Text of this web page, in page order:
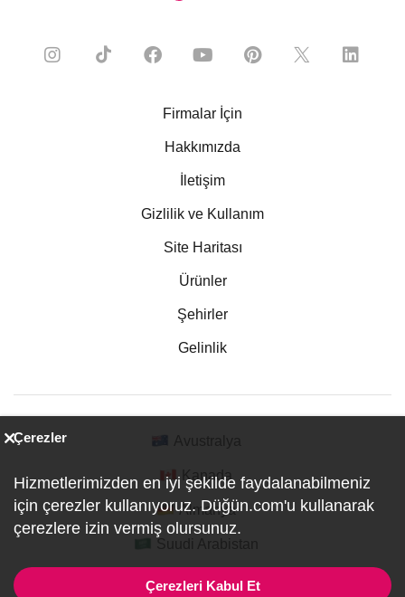
Firmalar İçin
Hakkımızda
İletişim
Gizlilik ve Kullanım
Site Haritası
Ürünler
Şehirler
Gelinlik
Kanada
Almanya
Çerezler
Hizmetlerimizden en iyi şekilde faydalanabilmeniz
için çerezler kullanıyoruz. Düğün.com'u kullanarak
çerezlere izin vermiş olursunuz.
Çerezleri Kabul Et